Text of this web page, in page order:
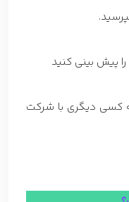
پیش بینی کنید
چه کسی دیگری با شرکت